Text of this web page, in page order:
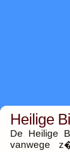
Heilige
De Heilige
vanwege